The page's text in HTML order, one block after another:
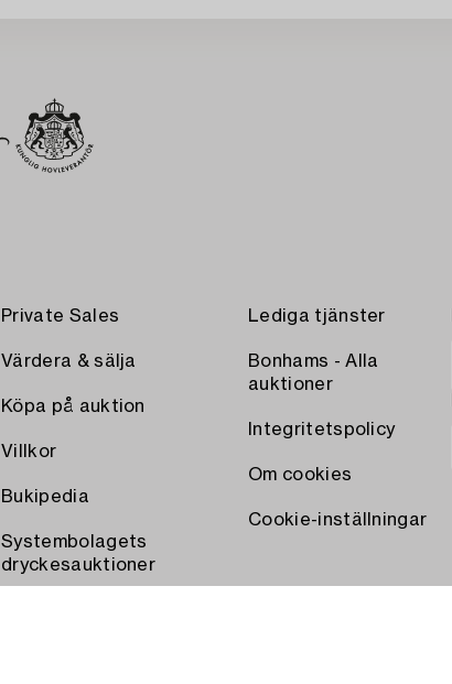
Private Sales
Värdera & sälja
Köpa på auktion
Villkor
Bukipedia
Systembolagets
dryckesauktioner
Lediga tjänster
Bonhams - Alla
auktioner
Integritetspolicy
Om cookies
Cookie-inställningar